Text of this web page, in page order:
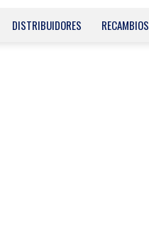
DISTRIBUIDORES RECAMBIOS